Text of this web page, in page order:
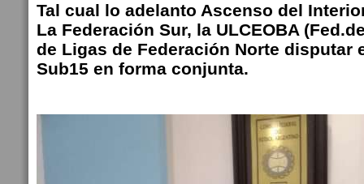
Tal cual lo adelanto Ascenso del
La Federación Sur, la ULCEOBA
de Ligas de Federación Norte disputar
Sub15 en forma conjunta.